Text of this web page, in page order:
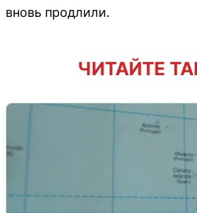
вновь продлили.
ЧИТАЙТЕ